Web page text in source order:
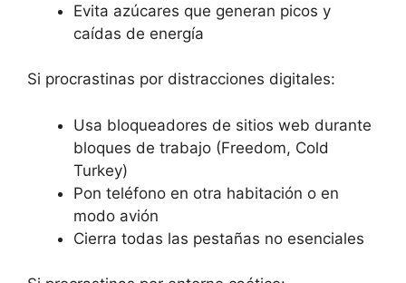
Evita azúcares que generan picos y
caídas de energía
Si procrastinas por distracciones digitales:
Usa bloqueadores de sitios web durante
bloques de trabajo (Freedom, Cold
Turkey)
Pon teléfono en otra habitación o en
modo avión
Cierra todas las pestañas no esenciales